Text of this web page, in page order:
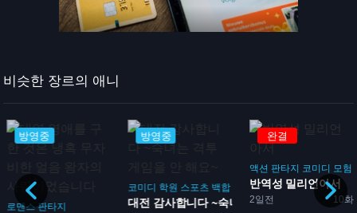
비슷한 장르의 애니
방영중
로맨스 판타지
방영중
코미디 학원 스포츠 백합
대전 감사합니다 ~숙녀는 격...
완결
액션 판타지 코미디 모험
2일전 10화
반역성 밀리언아서